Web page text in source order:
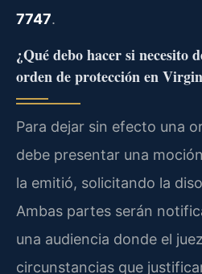
7747.
¿Qué debo hacer si necesito
orden de protección en
Para dejar sin efecto una
debe presentar una
la emitió, solicitando la
Ambas partes serán
una audiencia donde el
circunstancias que